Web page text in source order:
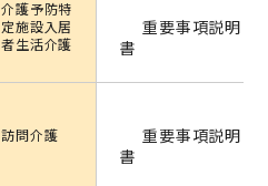
介護予防特
定施設 入居
者生活介護
重要事項説明
書
訪問介護
重要事項説明
書